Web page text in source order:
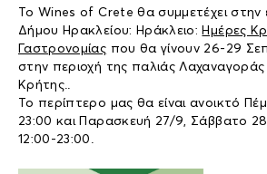
To Wines of Crete θα συμμετέχει
Δήμου Ηρακλείου: Ηράκλειο: Ημέρες
Γαστρονομίας που θα γίνουν 26-29
στην περιοχή της παλιάς
Κρήτης..
Το περίπτερο μας θα είναι ανοικτό
23:00 και Παρασκευή 27/9, Σάββατο
12:00-23:00.